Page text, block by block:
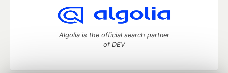
Algolia is the official search partner
of DEV